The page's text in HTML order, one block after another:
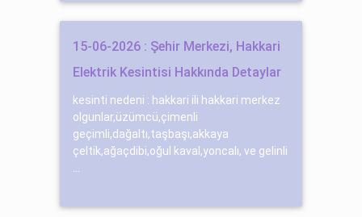
15-06-2026 : Şehir Merkezi, Hakkari
Elektrik Kesintisi Hakkında Detaylar
kesinti nedeni : hakkari ili hakkari merkez
olgunlar,üzümcü,çimenli
geçimli,dağaltı,taşbaşı,akkaya
çeltik,ağaçdibi,oğul kaval,yoncalı, ve gelinli